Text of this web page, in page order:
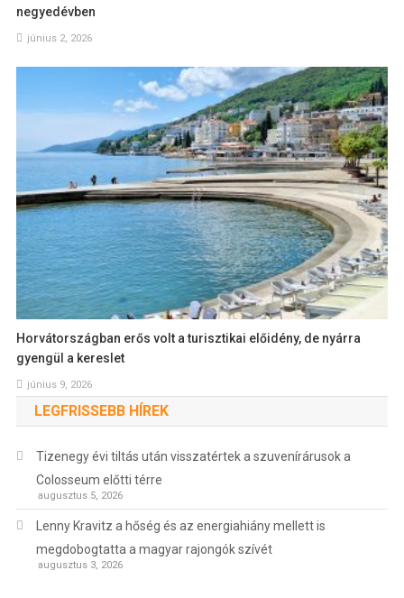
negyedévben
június 2, 2026
Horvátországban erős volt a turisztikai előidény, de nyárra
gyengül a kereslet
június 9, 2026
LEGFRISSEBB HÍREK
Tizenegy évi tiltás után visszatértek a szuvenírárusok a
Colosseum előtti térre
augusztus 5, 2026
Lenny Kravitz a hőség és az energiahiány mellett is
megdobogtatta a magyar rajongók szívét
augusztus 3, 2026